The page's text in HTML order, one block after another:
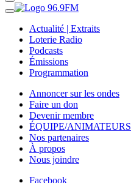
Actualité | Extraits
Loterie Radio
Podcasts
Émissions
Programmation
Annoncer sur les ondes
Faire un don
Devenir membre
ÉQUIPE/ANIMATEURS
Nos partenaires
À propos
Nous joindre
Facebook